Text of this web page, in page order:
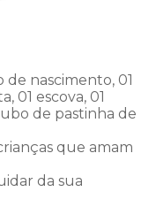
de nascimento, 01
01 escova, 01
de pastinha de
que amam
da sua